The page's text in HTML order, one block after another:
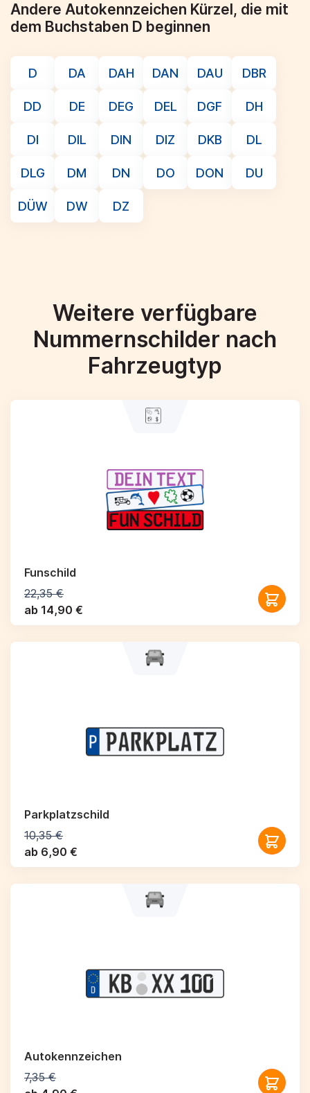
Andere Autokennzeichen Kürzel, die mit
dem Buchstaben D beginnen
D DA DAH DAN DAU DBR
DD DE DEG DEL DGF DH
DI DIL DIN DIZ DKB DL
DLG DM DN DO DON DU
DÜW DW DZ
Weitere verfügbare
Nummernschilder nach
Fahrzeugtyp
Funschild
22,35 €
ab 14,90 €
Parkplatzschild
10,35 €
ab 6,90 €
Autokennzeichen
7,35 €